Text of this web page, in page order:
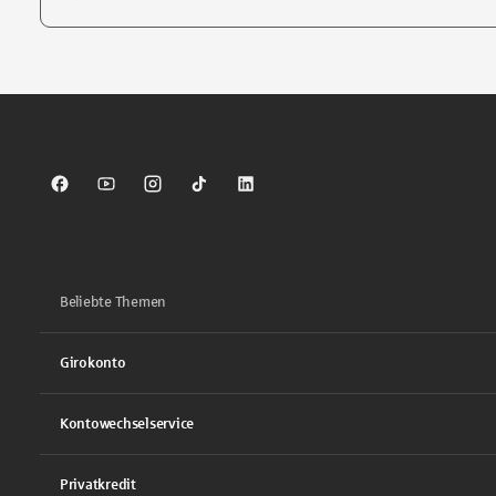
Sparkasse auf Facebook
Sparkasse auf Youtube
Sparkasse auf Instagram
Sparkasse auf TikTok
Sparkasse auf LinkedIn
Beliebte Themen
Girokonto
Kontowechselservice
Privatkredit